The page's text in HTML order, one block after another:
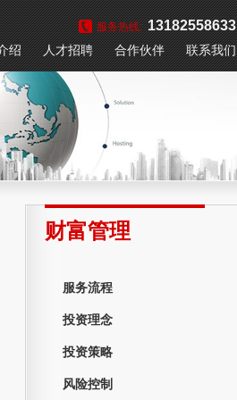
服务热线: 13182558633
绍 人才招聘 合作伙伴 联系我们
财富管理
服务流程
投资理念
投资策略
风险控制